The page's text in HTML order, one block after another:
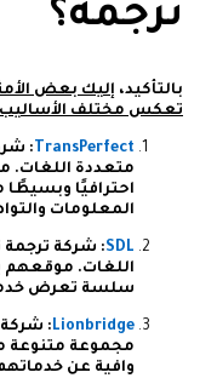
ترجمة؟
بالتأكيد، إليك بعض
تعكس مختلف الأساليب
TransPerfect
:
متعددة
احترافيًا
المعلومات
SDL: شركة ترجمة
اللغات. موقعهم
سلسة تعرض
Lionbridge: شركة
مجموعة متنوعة
وافية عن